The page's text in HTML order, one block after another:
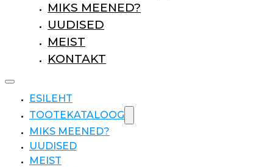
MIKS MEENED?
UUDISED
MEIST
KONTAKT
ESILEHT
TOOTEKATALOOG
MIKS MEENED?
UUDISED
MEIST